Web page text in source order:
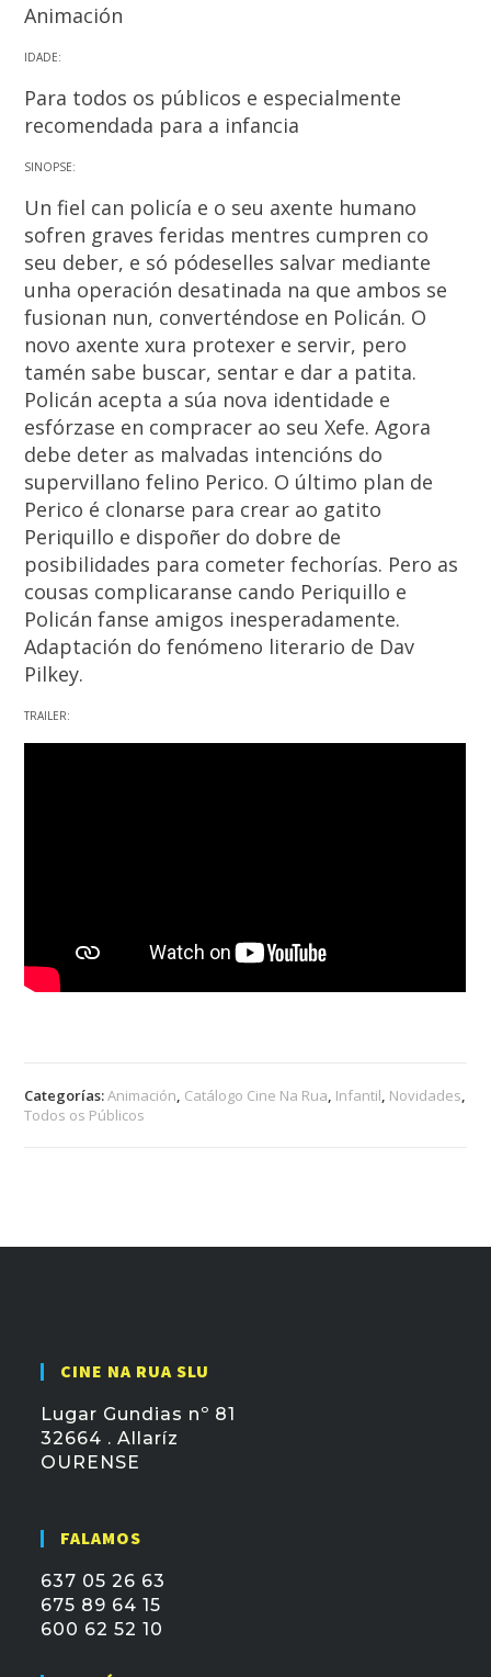
Animación
IDADE:
Para todos os públicos e especialmente
recomendada para a infancia
SINOPSE:
Un fiel can policía e o seu axente humano
sofren graves feridas mentres cumpren co
seu deber, e só pódeselles salvar mediante
unha operación desatinada na que ambos se
fusionan nun, converténdose en Policán. O
novo axente xura protexer e servir, pero
tamén sabe buscar, sentar e dar a patita.
Policán acepta a súa nova identidade e
esfórzase en compracer ao seu Xefe. Agora
debe deter as malvadas intencións do
supervillano felino Perico. O último plan de
Perico é clonarse para crear ao gatito
Periquillo e dispoñer do dobre de
posibilidades para cometer fechorías. Pero as
cousas complicaranse cando Periquillo e
Policán fanse amigos inesperadamente.
Adaptación do fenómeno literario de Dav
Pilkey.
TRAILER:
Categorías:Animación, Catálogo Cine Na Rua, Infantil, Novidades,
Todos os Públicos
CINE NA RUA SLU
Lugar Gundias nº 81
32664 . Allaríz
OURENSE
FALAMOS
637 05 26 63
675 89 64 15
600 62 52 10